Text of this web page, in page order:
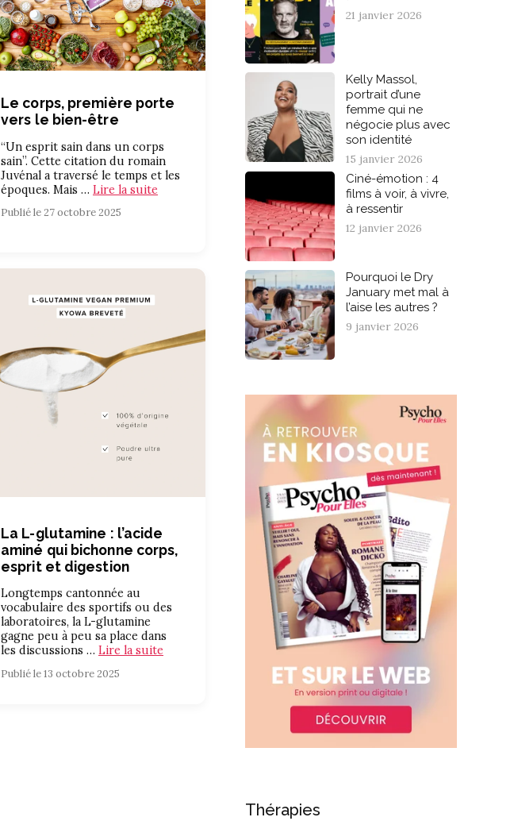
Le corps, première porte
vers le bien-être
“Un esprit sain dans un corps
sain”. Cette citation du romain
Juvénal a traversé le temps et les
époques. Mais … Lire la suite
Publié le 27 octobre 2025
La L-glutamine : l’acide
aminé qui bichonne corps,
esprit et digestion
Longtemps cantonnée au
vocabulaire des sportifs ou des
laboratoires, la L-glutamine
gagne peu à peu sa place dans
les discussions … Lire la suite
Publié le 13 octobre 2025
21 janvier 2026
Kelly Massol,
portrait d’une
femme qui ne
négocie plus avec
son identité
15 janvier 2026
Ciné-émotion : 4
films à voir, à vivre,
à ressentir
12 janvier 2026
Pourquoi le Dry
January met mal à
l’aise les autres ?
9 janvier 2026
Thérapies